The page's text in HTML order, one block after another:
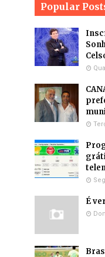
Popular
É